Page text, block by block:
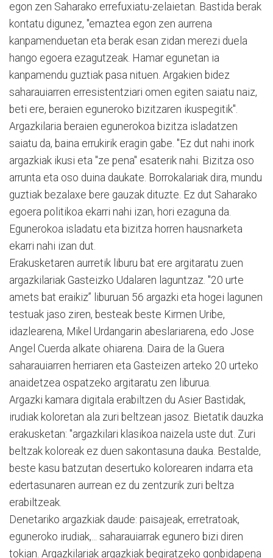
egon zen Saharako errefuxiatu-zelaietan. Bastida berak
kontatu digunez, "emaztea egon zen aurrena
kanpamenduetan eta berak esan zidan merezi duela
hango egoera ezagutzeak. Hamar egunetan ia
kanpamendu guztiak pasa nituen. Argakien bidez
saharauiarren erresistentziari omen egiten saiatu naiz,
beti ere, beraien eguneroko bizitzaren ikuspegitik".
Argazkilaria beraien egunerokoa bizitza isladatzen
saiatu da, baina errukirik eragin gabe. "Ez dut nahi inork
argazkiak ikusi eta "ze pena" esaterik nahi. Bizitza oso
arrunta eta oso duina daukate. Borrokalariak dira, mundu
guztiak bezalaxe bere gauzak dituzte. Ez dut Saharako
egoera politikoa ekarri nahi izan, hori ezaguna da.
Egunerokoa isladatu eta bizitza horren hausnarketa
ekarri nahi izan dut.
Erakusketaren aurretik liburu bat ere argitaratu zuen
argazkilariak Gasteizko Udalaren laguntzaz. "20 urte
amets bat eraikiz” liburuan 56 argazki eta hogei lagunen
testuak jaso ziren, besteak beste Kirmen Uribe,
idazlearena, Mikel Urdangarin abeslariarena, edo Jose
Angel Cuerda alkate ohiarena. Daira de la Guera
saharauiarren herriaren eta Gasteizen arteko 20 urteko
anaidetzea ospatzeko argitaratu zen liburua.
Argazki kamara digitala erabiltzen du Asier Bastidak,
irudiak koloretan ala zuri beltzean jasoz. Bietatik dauzka
erakusketan: "argazkilari klasikoa naizela uste dut. Zuri
beltzak koloreak ez duen sakontasuna dauka. Bestalde,
beste kasu batzutan desertuko kolorearen indarra eta
edertasunaren aurrean ez du zentzurik zuri beltza
erabiltzeak.
Denetariko argazkiak daude: paisajeak, erretratoak,
eguneroko irudiak,... saharauiarrak egunero bizi diren
tokian. Argazkilariak argazkiak begiratzeko gonbidapena